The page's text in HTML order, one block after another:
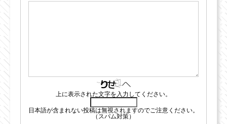
上に表示された文字を入力してください。
日本語が含まれない投稿は無視されますのでご注意ください。
（スパム対策）